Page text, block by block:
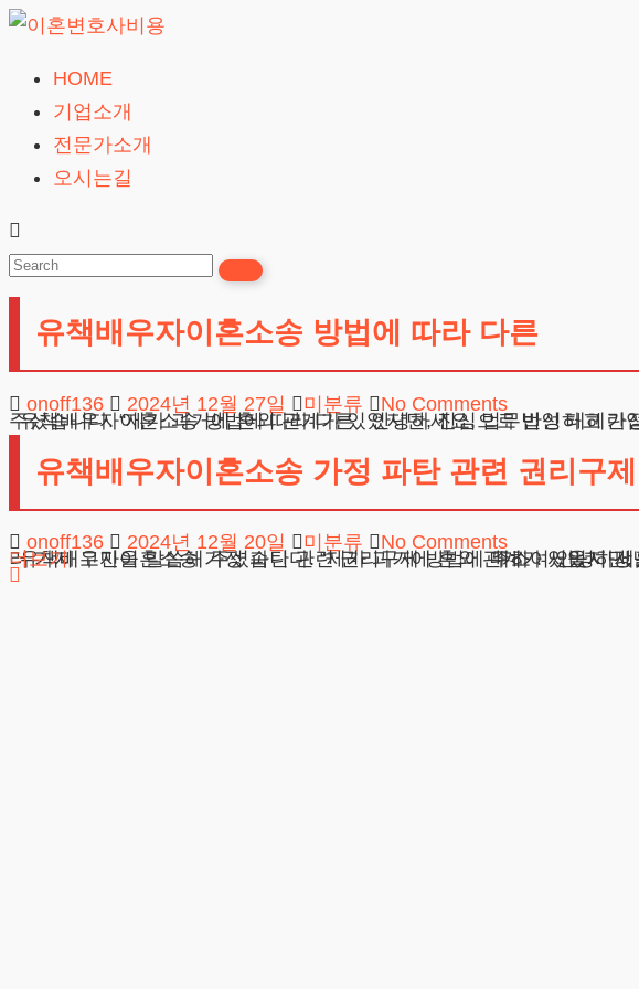
Skip
content
사
비
HOME
기업소개
전문가소개
오시는길
유책배우자이혼소송 방법에 따라 다른
onoff136 2024년 12월 27일 미분류 No Comments
유책배우자이혼소송 방법에 따라 다른 안녕하세요, 법무법인 테헤란입니다. 얼마 전 상담을 요청하신 의뢰인께서 혼인관계 해소와 관련하여 여
유책배우자이혼소송 가정 파탄 관련 권리구
onoff136 2024년 12월 20일 미분류 No Comments
유책배우자이혼소송 가정 파탄 관련 권리구제 방법에 대하여 안녕하세요, 법무법인 테헤란입니다. 얼마 전 상담을 요청하신 의뢰인께서 혼
더보기 주소 : 서울시 강